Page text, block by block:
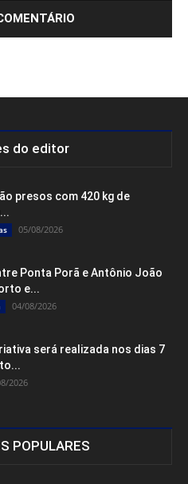
do editor
presos com 420 kg de
05/08/2026
Ponta Porã e Antônio João
e...
04/08/2026
será realizada nos dias 7
2026
POPULARES